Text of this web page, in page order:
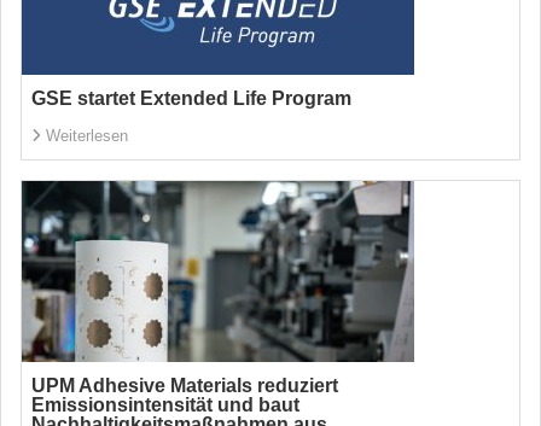
GSE startet Extended Life Program
Weiterlesen
UPM Adhesive Materials reduziert
Emissionsintensität und baut